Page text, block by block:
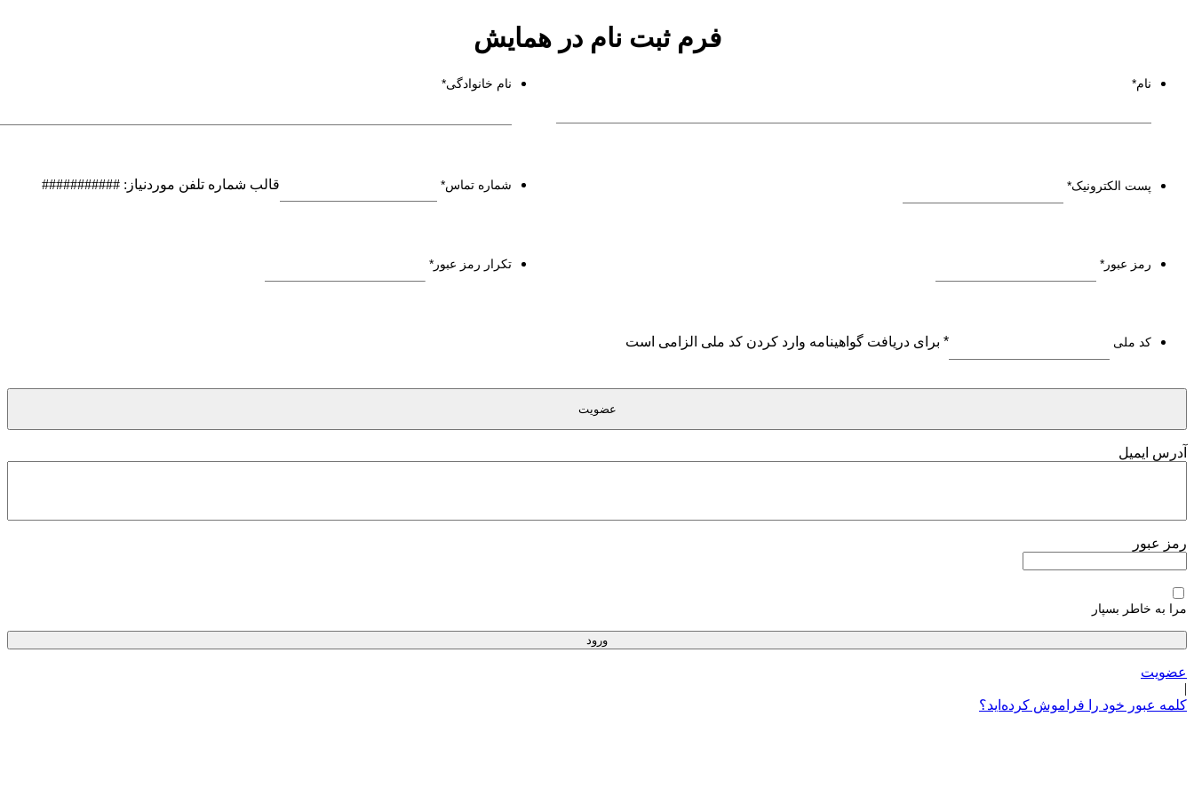
فرم ثبت نام در همایش
نام* نام خانوادگی*
پست الکترونیک* شماره تماس* قالب شماره تلفن موردنیاز: ###########
رمز عبور * تکرار رمز عبور*
کد ملی * برای دریافت گواهینامه وارد کردن کد ملی الزامی است
آدرس ایمیل
رمز عبور
مرا به خاطر بسپار
عضویت
|
کلمه عبور خود را فراموش کرده‌اید؟